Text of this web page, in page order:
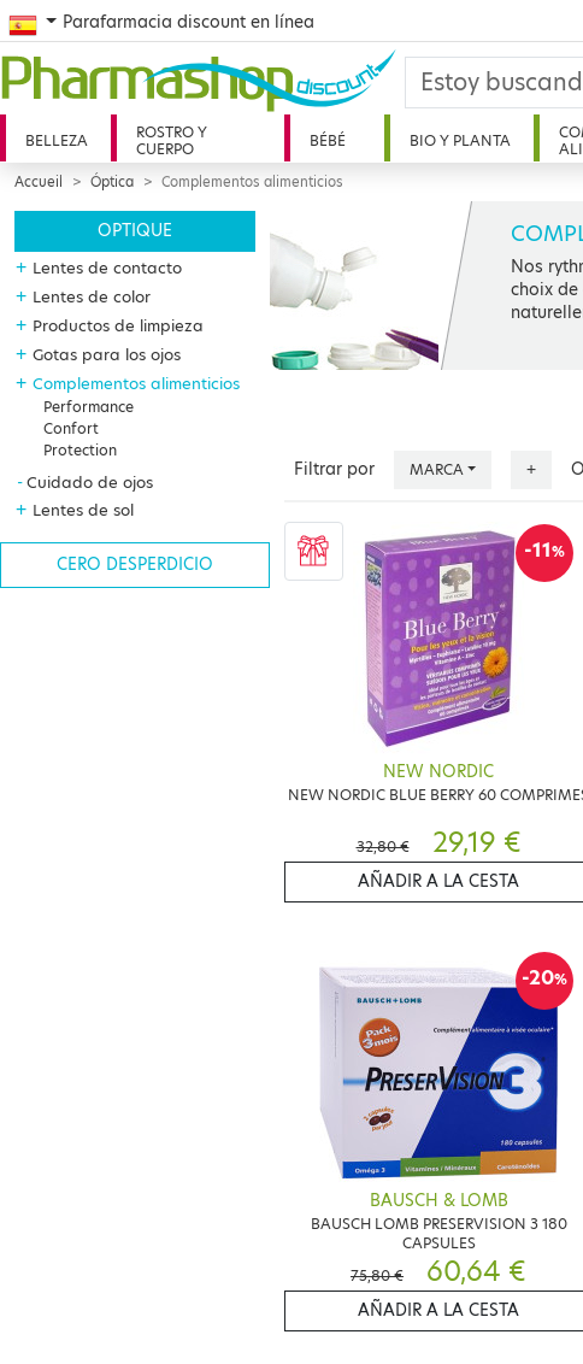
Spanish
Parafarmacia discount en línea
BELLEZA
ROSTRO Y
CUERPO
BÉBÉ BIO Y PLANTA
Accueil Óptica Complementos alimenticios
OPTIQUE
+ Lentes de contacto
+ Lentes de color
+ Productos de limpieza
+ Gotas para los ojos
+ Complementos alimenticios
Performance
Confort
Protection
Cuidado de ojos
+ Lentes de sol
CERO DESPERDICIO
Nos
choix
Filtrar por MARCA +
-11%
NEW NORDIC
NEW NORDIC BLUE BERRY 60
32,80 € 29,19 €
AÑADIR A LA CESTA
-20%
BAUSCH & LOMB
BAUSCH LOMB PRESERVISION 3 180
CAPSULES
75,80 €
60,64 €
AÑADIR A LA CESTA